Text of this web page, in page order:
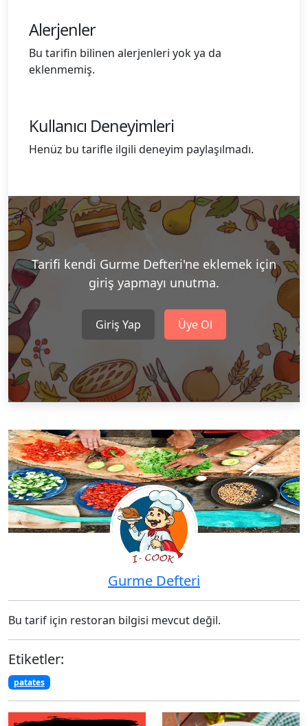
Alerjenler
Bu tarifin bilinen alerjenleri yok ya da
eklenmemiş.
Kullanıcı Deneyimleri
Henüz bu tarifle ilgili deneyim paylaşılmadı.
Tarifi kendi Gurme Defteri'ne eklemek için
giriş yapmayı unutma.
Giriş Yap Üye Ol
Gurme Defteri
Bu tarif için restoran bilgisi mevcut değil.
Etiketler:
patates